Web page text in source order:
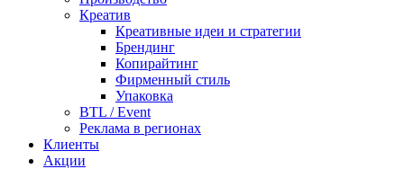
Креатив
Креативные идеи и стратегии
Брендинг
Копирайтинг
Фирменный стиль
Упаковка
BTL / Event
Реклама в регионах
Клиенты
Акции